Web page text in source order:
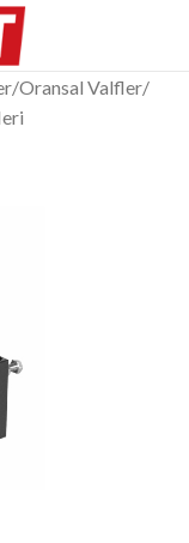
/Oransal Valfler/